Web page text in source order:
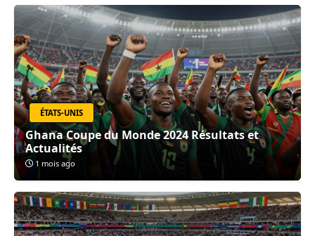
ÉTATS-UNIS
Ghana Coupe du Monde 2024 Résultats et
Actualités
1 mois ago